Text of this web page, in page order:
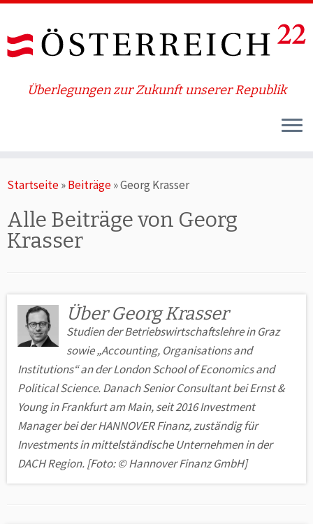
Inhalt
Überlegungen zur Zukunft unserer Republik
Startseite»Beiträge»Georg Krasser
Alle Beiträge von Georg
Krasser
Über Georg Krasser
Studien der Betriebswirtschaftslehre in Graz
sowie „Accounting, Orga­nisations and
Institutions“ an der London School of Economics and
Political Science. Danach Senior Consultant bei Ernst &
Young in Frank­furt am Main, seit 2016 Investment
Manager bei der HANNOVER Finanz, zuständig für
Investments in mittelständische Unternehmen in der
DACH Region. [Foto: © Hannover Finanz GmbH]